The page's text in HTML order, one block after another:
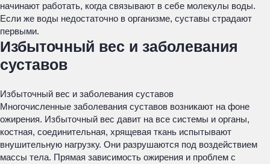
начинают работать, когда связывают в себе молекулы воды.
Если же воды недостаточно в организме, суставы страдают
первыми.
Избыточный вес и заболевания
суставов
Избыточный вес и заболевания суставов
Многочисленные заболевания суставов возникают на фоне
ожирения. Избыточный вес давит на все системы и органы,
костная, соединительная, хрящевая ткань испытывают
внушительную нагрузку. Они разрушаются под воздействием
массы тела. Прямая зависимость ожирения и проблем с